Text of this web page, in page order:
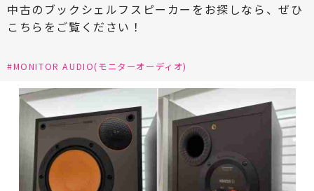
#EDISCREATION(エディスクリエーション)
#FINK team(フィンク・チーム)
#FYNE AUDIO(ファインオーディオ)
#FOCAL(フォーカル) #FOSTEX(フォステクス)
#Fuhlen Coordinate(フューレンコーディネート)
#GOLD MUND(ゴールドムンド)
中古のブックシェルフスピーカーをお探しなら、ぜひ
こちらをご覧ください！
#MONITOR AUDIO(モニターオーディオ)